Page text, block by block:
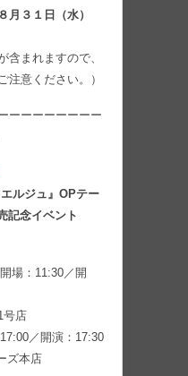
月３１日（水）
含まれますので、
注意ください。）
ーーーーーーーー
ルジュ』OPテー
記念イベント
場：11:30／開
号店
／開演：17:30
ズ本店